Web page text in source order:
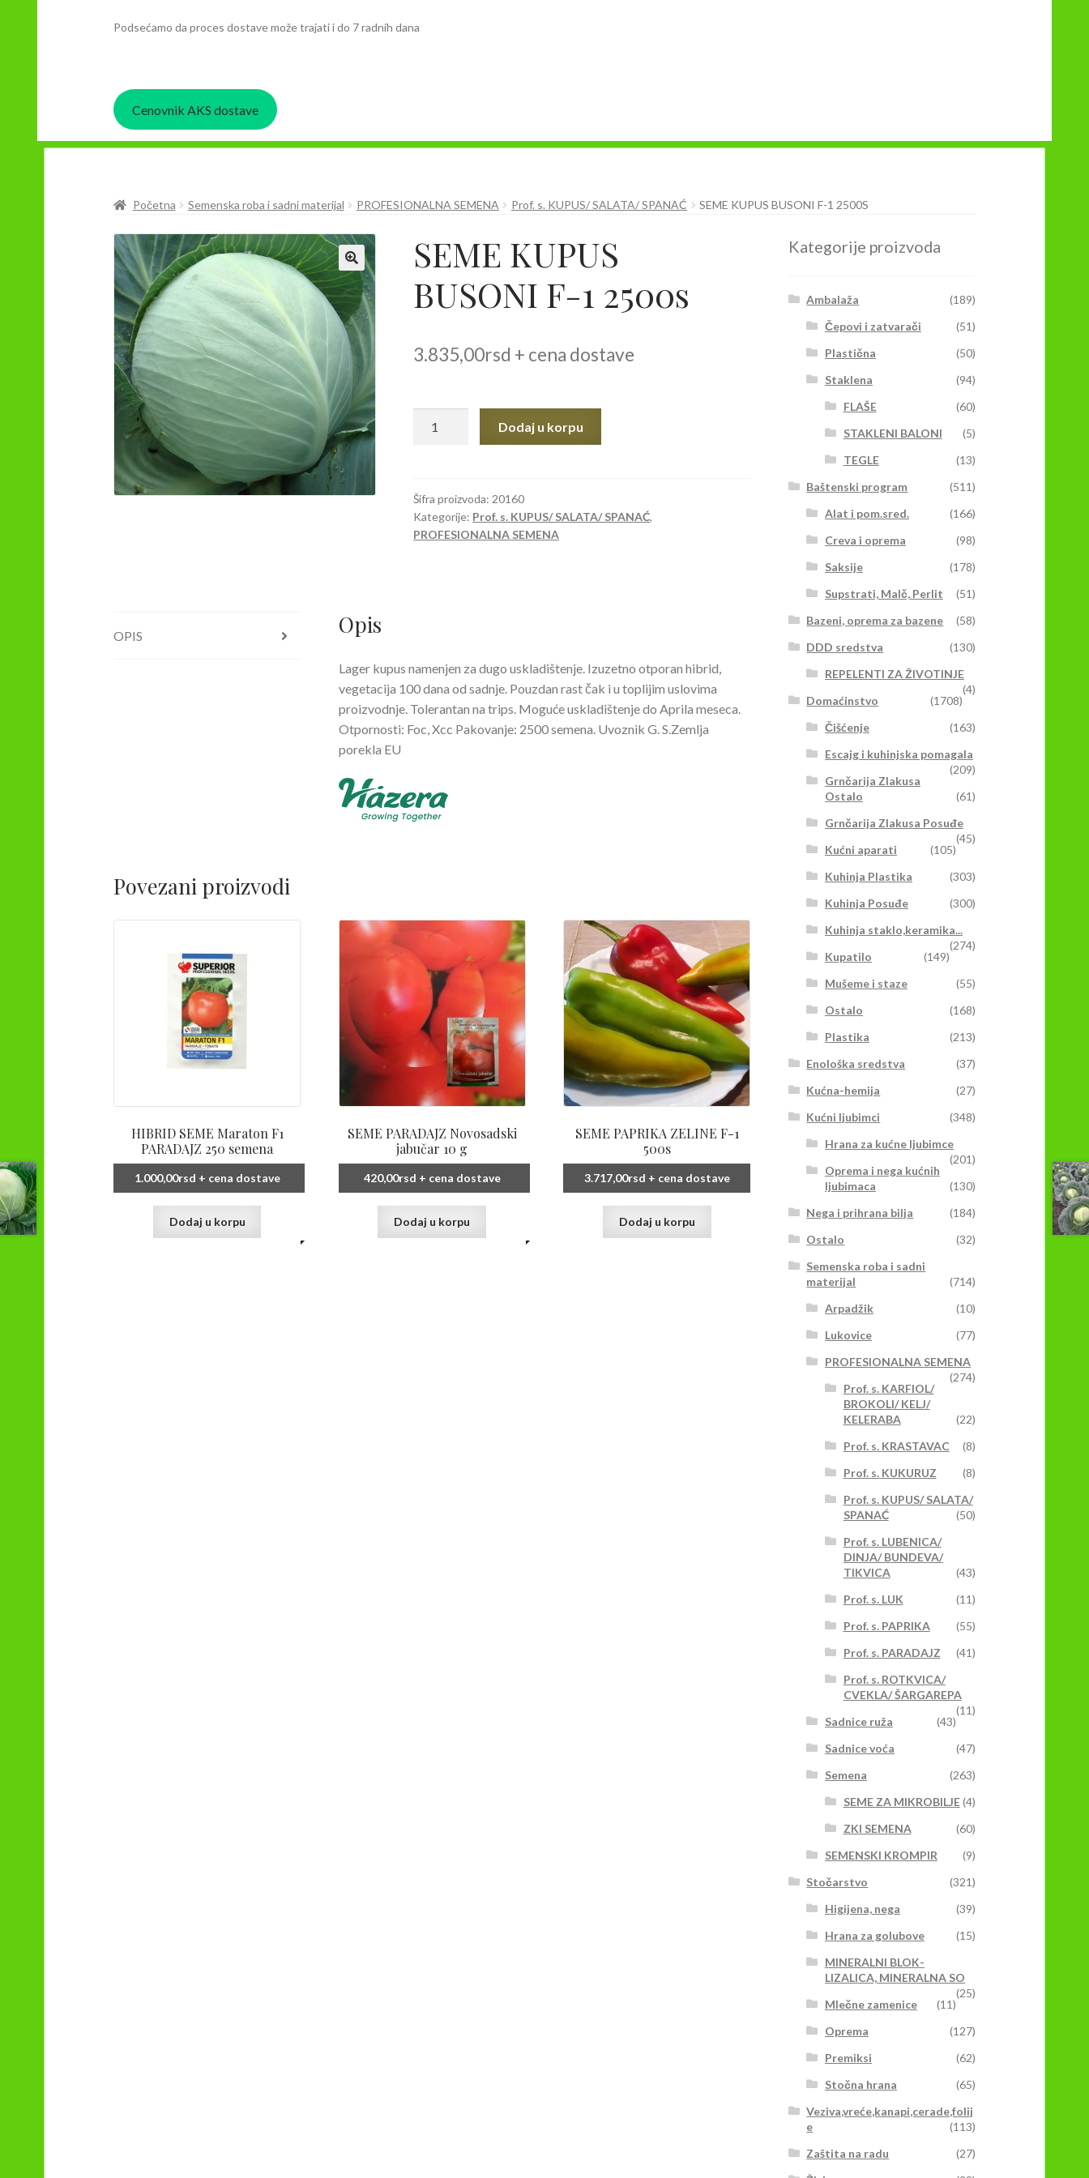
Podsećamo da proces dostave može trajati i do 7 radnih dana
Cenovnik AKS dostave
Početna Semenska roba i sadni materijal PROFESIONALNA SEMENA Prof. s. KUPUS/ SALATA/ SPANAĆ SEME KUPUS BUSONI F-1 2500S
SEME KUPUS
BUSONI F-1 2500s
3.835,00rsd + cena dostave
1
2500s
količina
Dodaj u korpu
Šifra proizvoda:20160
Kategorije: Prof. s. KUPUS/ SALATA/ SPANAĆ,
PROFESIONALNA SEMENA
OPIS Opis
Lager kupus namenjen za dugo uskladištenje. Izuzetno otporan hibrid,
vegetacija 100 dana od sadnje. Pouzdan rast čak i u toplijim uslovima
proizvodnje. Tolerantan na trips. Moguće uskladištenje do Aprila meseca.
Otpornosti: Foc, Xcc Pakovanje: 2500 semena. Uvoznik G. S.Zemlja
porekla EU
Povezani proizvodi
HIBRID SEME Maraton F1
PARADAJZ 250 semena
1.000,00rsd + cena dostave
Dodaj u korpu
SEME PARADAJZ Novosadski
jabučar 10 g
420,00rsd + cena dostave
Dodaj u korpu
SEME PAPRIKA ZELINE F-1
500s
3.717,00rsd + cena dostave
Dodaj u korpu
Kategorije proizvoda
Ambalaža
(189)
Čepovi i zatvarači
(51)
Plastična
(50)
Staklena
(94)
FLAŠE
(60)
STAKLENI BALONI
(5)
TEGLE
(13)
Baštenski program
(511)
Alat i pom.sred.
(166)
Creva i oprema
(98)
Saksije
(178)
Supstrati, Malč, Perlit
(51)
Bazeni, oprema za bazene
(58)
DDD sredstva
(130)
REPELENTI ZA ŽIVOTINJE
(4)
Domaćinstvo
(1708)
Čišćenje
(163)
Escajg i kuhinjska pomagala
(209)
Grnčarija Zlakusa
Ostalo
(61)
Grnčarija Zlakusa Posuđe
(45)
Kućni aparati
(105)
Kuhinja Plastika
(303)
Kuhinja Posuđe
(300)
Kuhinja staklo,keramika...
(274)
Kupatilo
(149)
Mušeme i staze
(55)
Ostalo
(168)
Plastika
(213)
Enološka sredstva
(37)
Kućna-hemija
(27)
Kućni ljubimci
(348)
Hrana za kućne ljubimce
(201)
Oprema i nega kućnih
ljubimaca
(130)
Nega i prihrana bilja
(184)
Ostalo
(32)
Semenska roba i sadni
materijal
(714)
Arpadžik
(10)
Lukovice
(77)
PROFESIONALNA SEMENA
(274)
Prof. s. KARFIOL/
BROKOLI/ KELJ/
KELERABA
(22)
Prof. s. KRASTAVAC
(8)
Prof. s. KUKURUZ
(8)
Prof. s. KUPUS/ SALATA/
SPANAĆ
(50)
Prof. s. LUBENICA/
DINJA/ BUNDEVA/
TIKVICA
(43)
Prof. s. LUK
(11)
Prof. s. PAPRIKA
(55)
Prof. s. PARADAJZ
(41)
Prof. s. ROTKVICA/
CVEKLA/ ŠARGAREPA
(11)
Sadnice ruža
(43)
Sadnice voća
(47)
Semena
(263)
SEME ZA MIKROBILJE(4)
ZKI SEMENA
(60)
SEMENSKI KROMPIR
(9)
Stočarstvo
(321)
Higijena, nega
(39)
Hrana za golubove
(15)
MINERALNI BLOK-
LIZALICA, MINERALNA SO
(25)
Mlečne zamenice
(11)
Oprema
(127)
Premiksi
(62)
Stočna hrana
(65)
Veziva,vreće,kanapi,cerade,folij
e
(113)
Zaštita na radu
(27)